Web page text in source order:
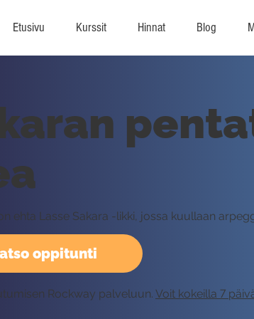
Etusivu Kurssit Hinnat Blog
oppitunti
on ehta Lasse Sakara -likki, jossa kuullaan
Rockway palveluun. Voit kokeilla 7